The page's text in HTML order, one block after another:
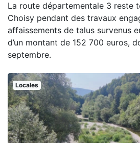
La route départementale 3 reste
Choisy pendant des travaux
affaissements de talus survenus
d’un montant de 152 700 euros,
septembre.
Locales